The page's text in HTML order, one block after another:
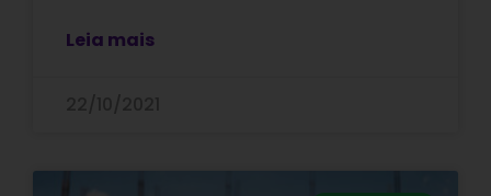
Leia mais